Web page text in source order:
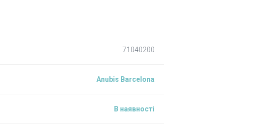
71040200
Anubis Barcelona
В наявності